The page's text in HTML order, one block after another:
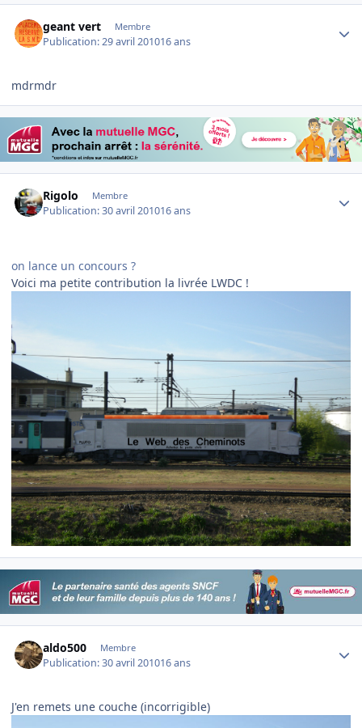
geant vert Membre
Publication:29 avril 201016 ans
mdrmdr
Rigolo Membre
Publication:30 avril 201016 ans
on lance un concours ?
Voici ma petite contribution la livrée LWDC !
aldo500 Membre
Publication:30 avril 201016 ans
J'en remets une couche (incorrigible)